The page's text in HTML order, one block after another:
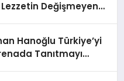
Lezzetin Değişmeyen
Hanoğlu Türkiye’yi
Tanıtmayı